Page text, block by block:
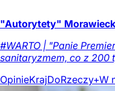
"Autorytety"
#WARTO | "Panie
sanitaryzmem, co z 200
OpinieKrajDoRzeczy+W